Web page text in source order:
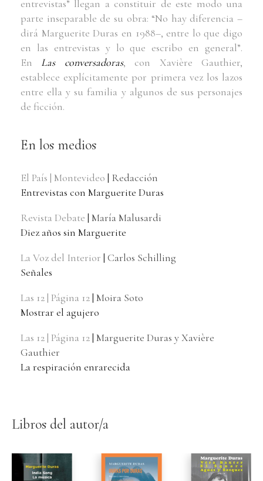
entrevistas” llegan a constituir de este modo una
parte inseparable de su obra: “No hay diferencia –
dirá Marguerite Duras en 1988–, entre lo que digo
en las entrevistas y lo que escribo en general”.
En Las conversadoras, con Xavière Gauthier,
establece explícitamente por primera vez los lazos
entre ella y su familia y algunos de sus personajes
de ficción.
En los medios
El País | Montevideo | Redacción
Entrevistas con Marguerite Duras
Revista Debate | María Malusardi
Diez años sin Marguerite
La Voz del Interior | Carlos Schilling
Señales
Las 12 | Página 12| Moira Soto
Mostrar el agujero
Las 12 | Página 12| Marguerite Duras y Xavière
Gauthier
La respiración enrarecida
Libros del autor/a